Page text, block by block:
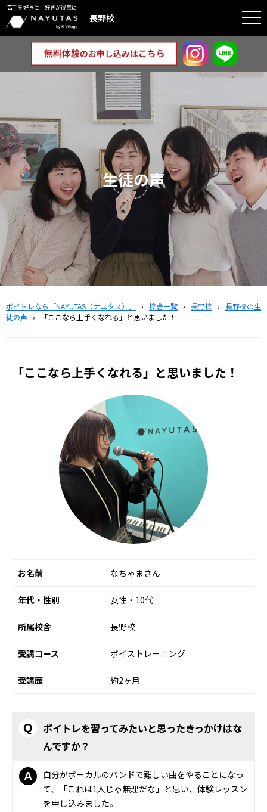
苦手を好きに 好きが得意に
長野校
生徒の声
ボイトレなら「NAYUTAS（ナユタス）」 › 校舎一覧 › 長野校 ›
長野校の生
徒の声 › 「ここなら上手くなれる」と思いました！
「ここなら上手くなれる」と思いました！
お名前 なちゃまさん
年代・性別 女性・10代
所属校舎 長野校
受講コース ボイストレーニング
受講歴 約2ヶ月
Q
ボイトレを習ってみたいと思ったきっかけはな
んですか？
A
自分がボーカルのバンドで難しい曲をやることになっ
て、「これは1人じゃ無理だな」と思い、体験レッスン
を申し込みました。